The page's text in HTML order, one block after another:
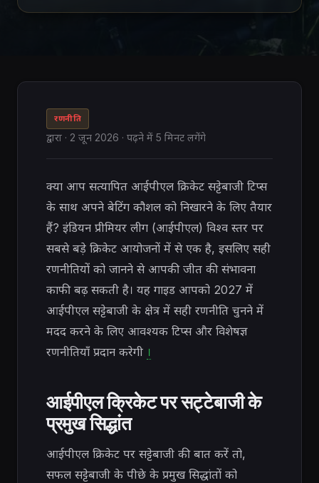
रणनीति
द्वारा · 2 जून 2026 · पढ़ने में 5 मिनट लगेंगे
क्या आप सत्यापित आईपीएल क्रिकेट सट्टेबाजी टिप्स
के साथ अपने बेटिंग कौशल को निखारने के लिए तैयार
हैं? इंडियन प्रीमियर लीग (आईपीएल) विश्व स्तर पर
सबसे बड़े क्रिकेट आयोजनों में से एक है, इसलिए सही
रणनीतियों को जानने से आपकी जीत की संभावना
काफी बढ़ सकती है। यह गाइड आपको 2027 में
आईपीएल सट्टेबाजी के क्षेत्र में सही रणनीति चुनने में
मदद करने के लिए आवश्यक टिप्स और विशेषज्ञ
रणनीतियाँ प्रदान करेगी ।
आईपीएल क्रिकेट पर सट्टेबाजी के
प्रमुख सिद्धांत
आईपीएल क्रिकेट पर सट्टेबाजी की बात करें तो,
सफल सट्टेबाजी के पीछे के प्रमुख सिद्धांतों को